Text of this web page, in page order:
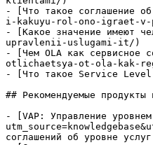
- [Что такое соглашение
i-kakuyu-rol-ono-igraet-v-
- [Какое значение имеют
upravlenii-uslugami-it/)
- [Чем OLA как сервисное
otlichaetsya-ot-ola-kak-
- [Что такое Service
## Рекомендуемые продукты
- [VAP: Управление
соглашений об уровне